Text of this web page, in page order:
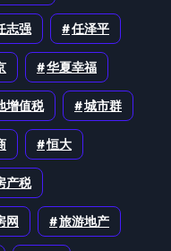
志强 任泽平
华夏幸福
增值税 城市群
恒大
产税
网 旅游地产